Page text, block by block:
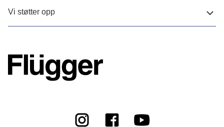
Vi støtter opp